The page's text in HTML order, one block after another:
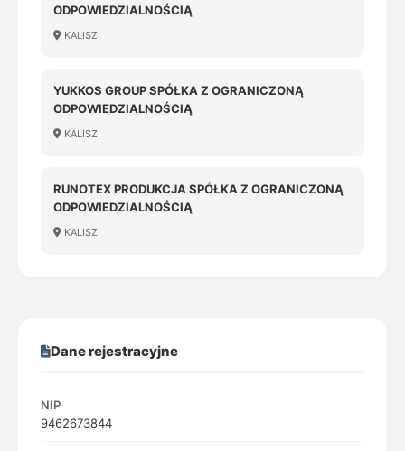
ODPOWIEDZIALNOŚCIĄ
KALISZ
YUKKOS GROUP SPÓŁKA Z OGRANICZONĄ
ODPOWIEDZIALNOŚCIĄ
KALISZ
RUNOTEX PRODUKCJA SPÓŁKA Z OGRANICZONĄ
ODPOWIEDZIALNOŚCIĄ
KALISZ
Dane rejestracyjne
NIP
9462673844